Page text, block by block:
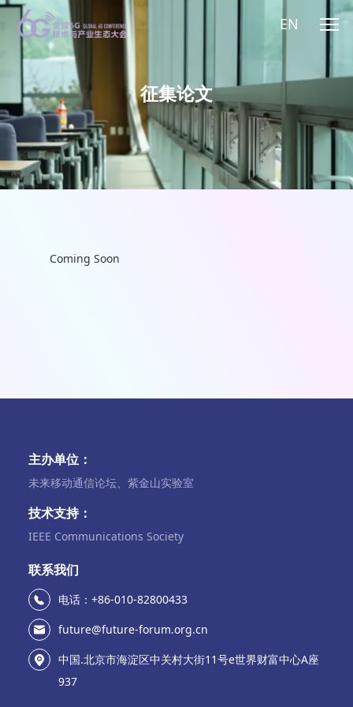
EN
征集论文
Coming Soon
主办单位：
未来移动通信论坛、紫金山实验室
技术支持：
IEEE Communications Society
联系我们
电话：+86-010-82800433
future@future-forum.org.cn
中国.北京市海淀区中关村大街11号e世界财富中心A座
937